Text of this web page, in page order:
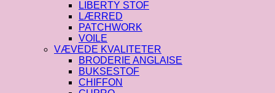
LIBERTY STOF
LÆRRED
PATCHWORK
VOILE
VÆVEDE KVALITETER
BRODERIE ANGLAISE
BUKSESTOF
CHIFFON